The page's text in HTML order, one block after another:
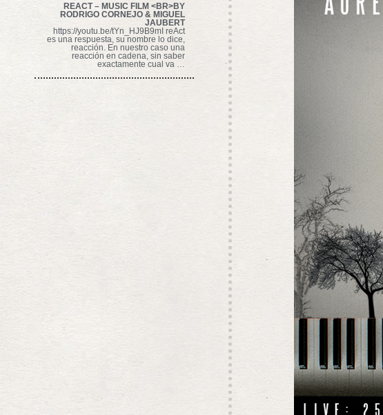
REACT – MUSIC FILM <BR>BY
RODRIGO CORNEJO & MIGUEL
JAUBERT
https://youtu.be/tYn_HJ9B9mI reAct
es una respuesta, su nombre lo dice,
reacción. En nuestro caso una
reacción en cadena, sin saber
exactamente cual va …